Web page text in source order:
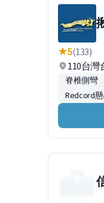
5(133)
110台灣
脊椎側彎
Redcord